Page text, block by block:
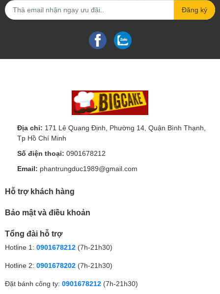
Đăng ký
Địa chỉ: 171 Lê Quang Định, Phường 14, Quận Bình Thạnh,
Tp Hồ Chí Minh
Số điện thoại: 0901678212
Email: phantrungduc1989@gmail.com
Hỗ trợ khách hàng
Bảo mật và điều khoản
Tổng đài hỗ trợ
Hotline 1: 0901678212 (7h-21h30)
Hotline 2: 0901678202 (7h-21h30)
Đặt bánh công ty: 0901678212 (7h-21h30)